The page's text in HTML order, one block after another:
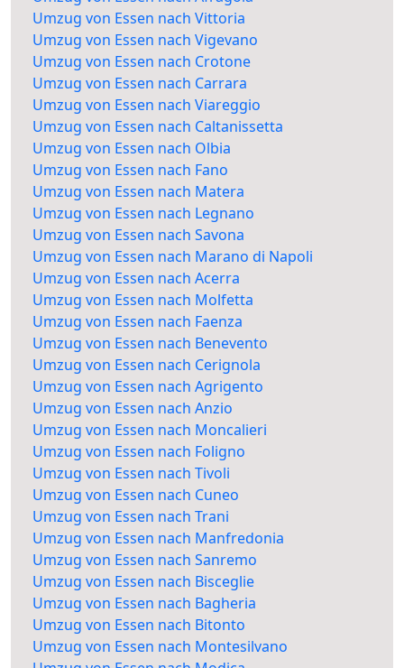
Umzug von Essen nach Vittoria
Umzug von Essen nach Vigevano
Umzug von Essen nach Crotone
Umzug von Essen nach Carrara
Umzug von Essen nach Viareggio
Umzug von Essen nach Caltanissetta
Umzug von Essen nach Olbia
Umzug von Essen nach Fano
Umzug von Essen nach Matera
Umzug von Essen nach Legnano
Umzug von Essen nach Savona
Umzug von Essen nach Marano di Napoli
Umzug von Essen nach Acerra
Umzug von Essen nach Molfetta
Umzug von Essen nach Faenza
Umzug von Essen nach Benevento
Umzug von Essen nach Cerignola
Umzug von Essen nach Agrigento
Umzug von Essen nach Anzio
Umzug von Essen nach Moncalieri
Umzug von Essen nach Foligno
Umzug von Essen nach Tivoli
Umzug von Essen nach Cuneo
Umzug von Essen nach Trani
Umzug von Essen nach Manfredonia
Umzug von Essen nach Sanremo
Umzug von Essen nach Bisceglie
Umzug von Essen nach Bagheria
Umzug von Essen nach Bitonto
Umzug von Essen nach Montesilvano